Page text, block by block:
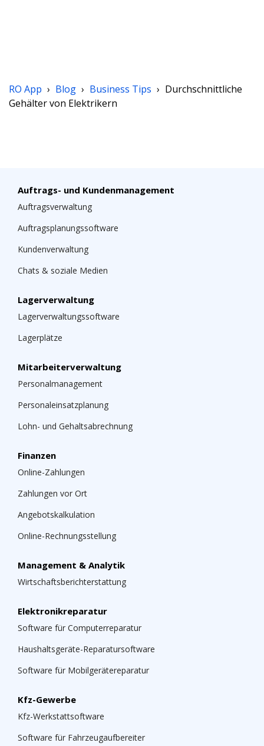
RO App › Blog › Business Tips › Durchschnittliche
Gehälter von Elektrikern
Auftrags- und Kundenmanagement
Auftragsverwaltung
Auftragsplanungssoftware
Kundenverwaltung
Chats & soziale Medien
Lagerverwaltung
Lagerverwaltungssoftware
Lagerplätze
Mitarbeiterverwaltung
Personalmanagement
Personaleinsatzplanung
Lohn- und Gehaltsabrechnung
Finanzen
Online-Zahlungen
Zahlungen vor Ort
Angebotskalkulation
Online-Rechnungsstellung
Management & Analytik
Wirtschaftsberichterstattung
Elektronikreparatur
Software für Computerreparatur
Haushaltsgeräte-Reparatursoftware
Software für Mobilgerätereparatur
Kfz-Gewerbe
Kfz-Werkstattsoftware
Software für Fahrzeugaufbereiter